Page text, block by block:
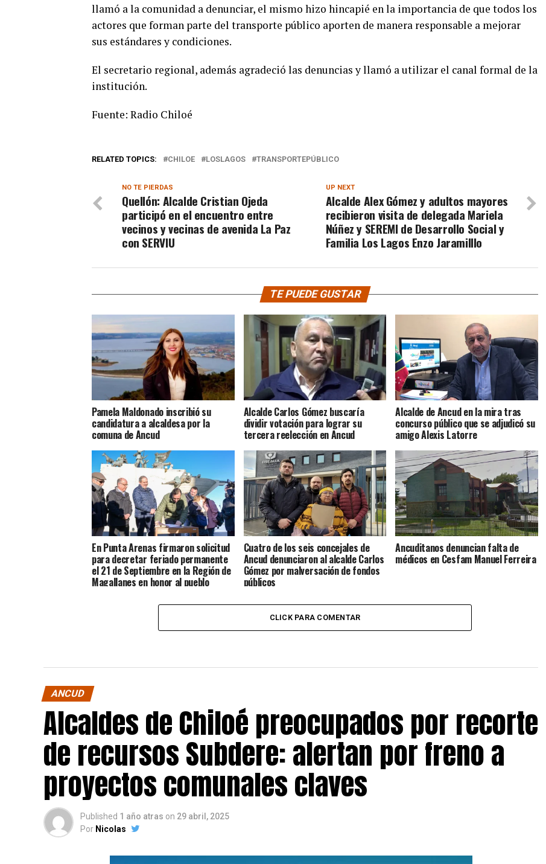
llamó a la comunidad a denunciar, el mismo hizo hincapié en la importancia de que todos los
actores que forman parte del transporte público aporten de manera responsable a mejorar
sus estándares y condiciones.
El secretario regional, además agradeció las denuncias y llamó a utilizar el canal formal de la
institución.
Fuente: Radio Chiloé
RELATED TOPICS: CHILOE LOSLAGOS TRANSPORTEPÚBLICO
UP NEXT
Alcalde Alex Gómez y adultos mayores
recibieron visita de delegada Mariela
Núñez y SEREMI de Desarrollo Social y
Familia Los Lagos Enzo Jaramilllo
NO TE PIERDAS
Quellón: Alcalde Cristian Ojeda
participó en el encuentro entre
vecinos y vecinas de avenida La Paz
con SERVIU
TE PUEDE GUSTAR
Pamela Maldonado inscribió su
candidatura a alcaldesa por la
comuna de Ancud
Alcalde Carlos Gómez buscaría
dividir votación para lograr su
tercera reelección en Ancud
Alcalde de Ancud en la mira tras
concurso público que se adjudicó su
amigo Alexis Latorre
En Punta Arenas firmaron solicitud
para decretar feriado permanente
el 21 de Septiembre en la Región de
Magallanes en honor al pueblo
Cuatro de los seis concejales de
Ancud denunciaron al alcalde Carlos
Gómez por malversación de fondos
públicos
Ancuditanos denuncian falta de
médicos en Cesfam Manuel Ferreira
CLICK PARA COMENTAR
ANCUD
Alcaldes de Chiloé preocupados por recorte
de recursos Subdere: alertan por freno a
proyectos comunales claves
Published 1 año atras on 29 abril, 2025
Por Nicolas